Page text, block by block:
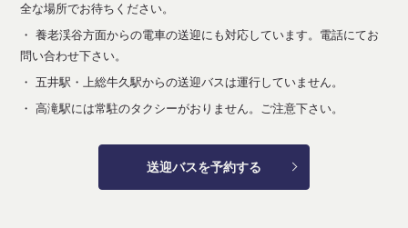
全な場所でお待ちください。
・ 養老渓谷方面からの電車の送迎にも対応しています。 電話にてお
問い合わせ下さい。
・ 五井駅・上総牛久駅からの送迎バスは運行していません。
・ 高滝駅には常駐のタクシーがおりません。ご注意下さい。
送迎バスを予約する